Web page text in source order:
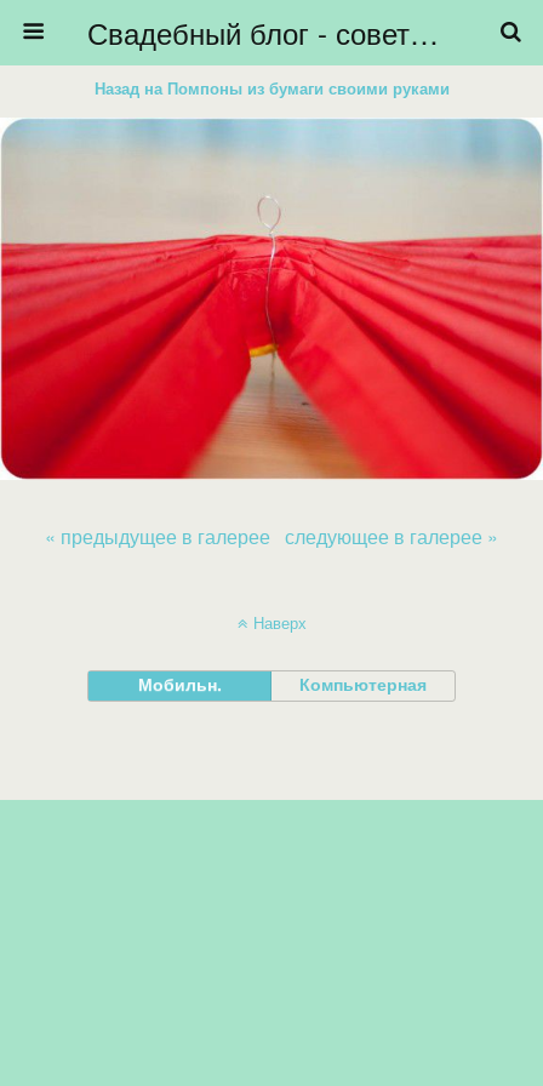
Свадебный блог - советы невестам, подготовка к свадьбе - HiBride
Назад на Помпоны из бумаги своими руками
« предыдущее в галерее следующее в галерее »
Наверх
Мобильн. Компьютерная